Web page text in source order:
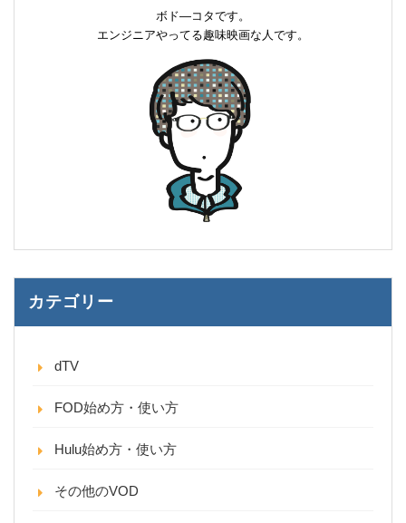
ボド―コタです。
エンジニアやってる趣味映画な人です。
カテゴリー
dTV
FOD始め方・使い方
Hulu始め方・使い方
その他のVOD